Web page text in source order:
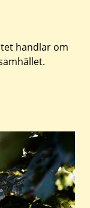
handlar om